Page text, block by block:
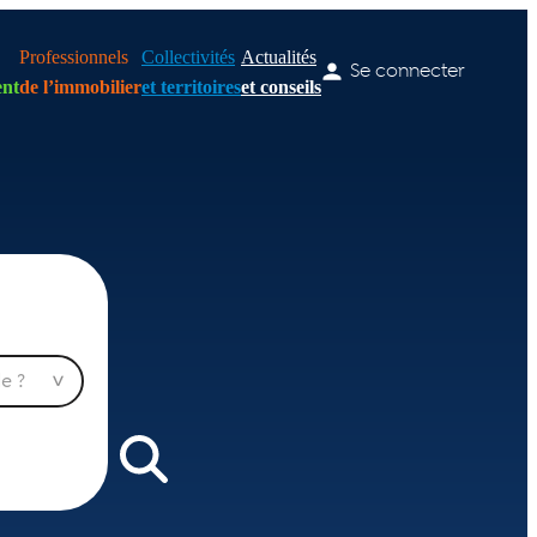
Professionnels
de l’immobilier
Collectivités
et territoires
Actualités
et conseils
Se connecter